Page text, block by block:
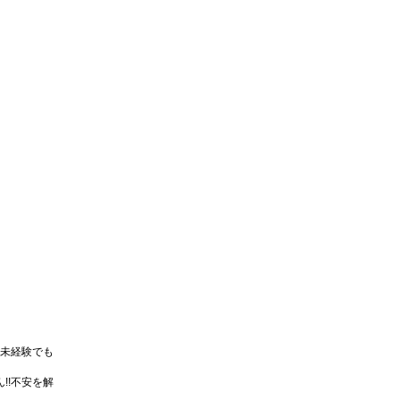
経験でも
!!不安を解